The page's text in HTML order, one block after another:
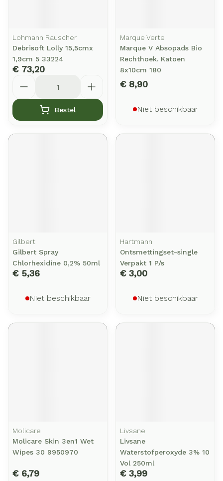
Lohmann Rauscher
Debrisoft Lolly 15,5cmx
1,9cm 5 33224
€ 73,20
Bestel
Marque Verte
Marque V Absopads Bio
Rechthoek. Katoen
8x10cm 180
€ 8,90
Niet beschikbaar
Gilbert
Gilbert Spray
Chlorhexidine 0,2% 50ml
€ 5,36
Niet beschikbaar
Hartmann
Ontsmettingset-single
Verpakt 1 P/s
€ 3,00
Niet beschikbaar
Molicare
Molicare Skin 3en1 Wet
Wipes 30 9950970
€ 6,79
Livsane
Livsane
Waterstofperoxyde 3% 10
Vol 250ml
€ 3,99